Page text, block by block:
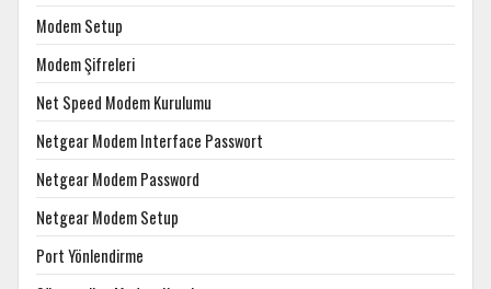
Modem Setup
Modem Şifreleri
Net Speed Modem Kurulumu
Netgear Modem Interface Passwort
Netgear Modem Password
Netgear Modem Setup
Port Yönlendirme